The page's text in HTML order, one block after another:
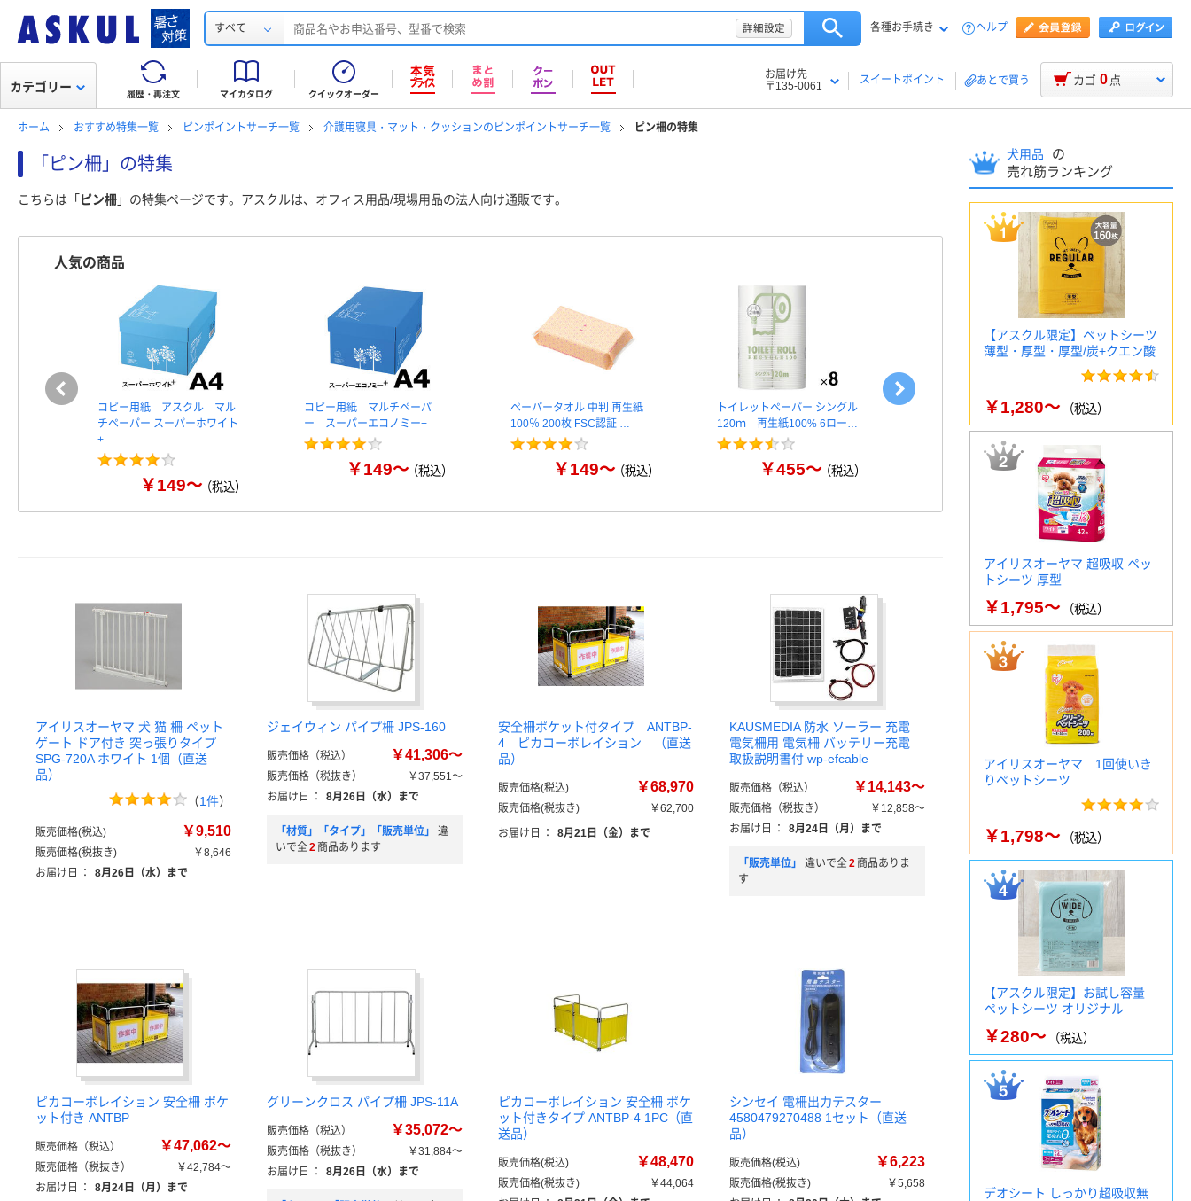
すべて 詳細設定 各種お手続き ヘルプ
履歴・再注文 マイカタログ クイックオーダー
お届け先
〒135-0061
スイートポイント あとで買う
カテゴリー カゴ 0 点
ホーム おすすめ特集一覧 ピンポイントサーチ一覧 介護用寝具・マット・クッションのピンポイントサーチ一覧 ピン柵の特集
「ピン柵」の特集
こちらは「 ピン柵」の特集ページです。アスクルは、オフィス用品/現場用品の法人向け通販です。
人気の商品
コピー用紙 アスクル マル
チペーパー スーパーホワイト
+
￥149～（税込）
コピー用紙 マルチペーパ
ー スーパーエコノミー+
￥149～（税込）
ペーパータオル 中判 再生紙
100％ 200枚 FSC認証 …
￥149～（税込）
トイレットペーパー シングル
120ｍ 再生紙100% 6ロー…
￥455～（税込）
トイレットペーパー ダブル60
ｍ 再生紙100% 6ロール …
￥446～ （税込）
ル 再生紙
アイリスオーヤマ 犬 猫 柵 ペット
ゲート ドア付き 突っ張りタイプ
SPG-720A ホワイト 1個（直送
品）
（1件）
販売価格(税込) ￥9,510
販売価格(税抜き)
￥8,646
お届け日
： 8月26日（水）まで
ジェイウィン パイプ柵 JPS-160
販売価格（税込） ￥41,306～
販売価格（税抜き）
￥37,551～
お届け日
： 8月26日（水）まで
「材質」「タイプ」「販売単位」
違
いで全2 商品あります
安全柵ポケット付タイプ ANTBP-
4 ピカコーポレイション （直送
品）
販売価格(税込) ￥68,970
販売価格(税抜き)
￥62,700
お届け日
： 8月21日（金）まで
KAUSMEDIA 防水 ソーラー 充電
電気柵用 電気柵 バッテリー充電
取扱説明書付 wp-efcable
販売価格（税込） ￥14,143～
販売価格（税抜き）
￥12,858～
お届け日
： 8月24日（月）まで
「販売単位」 違いで全2 商品ありま
す
ピカコーポレイション 安全柵 ポケ
ット付き ANTBP
販売価格（税込） ￥47,062～
販売価格（税抜き）
￥42,784～
お届け日
： 8月24日（月）まで
グリーンクロス パイプ柵 JPS-11A
販売価格（税込） ￥35,072～
販売価格（税抜き）
￥31,884～
お届け日
： 8月26日（水）まで
ピカコーポレイション 安全柵 ポケ
ット付きタイプ ANTBP-4 1PC（直
送品）
販売価格(税込) ￥48,470
販売価格(税抜き)
￥44,064
シンセイ 電柵出力テスター
4580479270488 1セット（直送
品）
販売価格(税込) ￥6,223
販売価格(税抜き)
￥5,658
犬用品
の
売れ筋ランキング
【アスクル限定】ペットシーツ
薄型・厚型・厚型/炭+クエン酸
￥1,280～ （税込）
アイリスオーヤマ 超吸収 ペッ
トシーツ 厚型
￥1,795～ （税込）
アイリスオーヤマ 1回使いき
りペットシーツ
￥1,798～ （税込）
【アスクル限定】お試し容量
ペットシーツ オリジナル
￥280～ （税込）
デオシート しっかり超吸収無